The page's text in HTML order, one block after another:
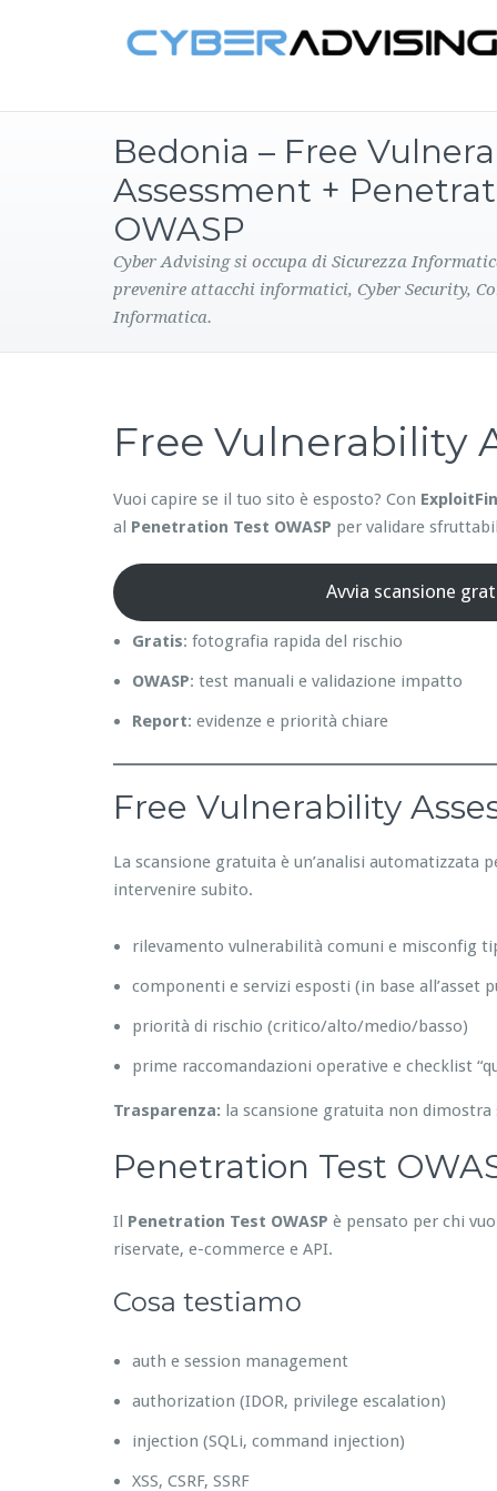
Bedonia – Free
Assessment +
OWASP
Cyber Advising si occupa di Sicurezza
prevenire attacchi informatici, Cyber Security,
Informatica.
Free Vulnerability
Vuoi capire se il tuo sito è esposto? Con
al Penetration Test OWASP per validare
Avvia scansione
Gratis: fotografia rapida del rischio
OWASP: test manuali e validazione impatto
Report: evidenze e priorità chiare
Free Vulnerability
La scansione gratuita è un’analisi automatizzata
intervenire subito.
rilevamento vulnerabilità comuni e misconfig
componenti e servizi esposti (in base all’asset
priorità di rischio (critico/alto/medio/basso)
prime raccomandazioni operative e checklist
Trasparenza: la scansione gratuita non dimostra
Penetration Test
Il Penetration Test OWASP è pensato per chi
riservate, e-commerce e API.
Cosa testiamo
auth e session management
authorization (IDOR, privilege escalation)
injection (SQLi, command injection)
XSS, CSRF, SSRF